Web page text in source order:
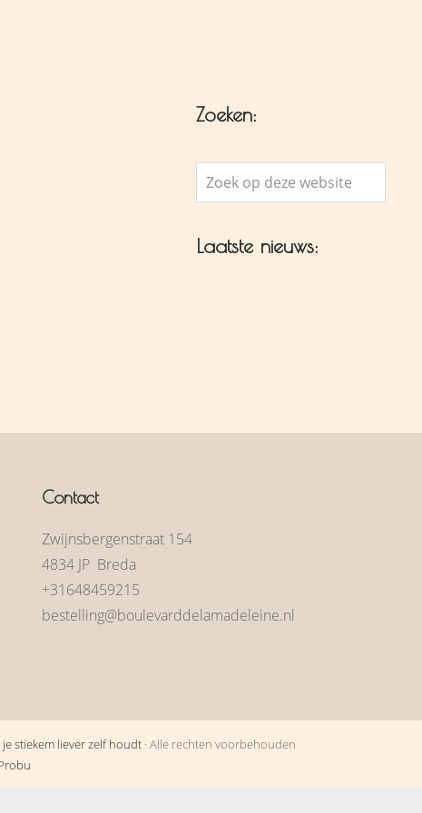
Zoeken:
Zoek
op
website
Laatste nieuws:
Contact
Zwijnsbergenstraat 154
4834 JP Breda
+31648459215
bestelling@boulevarddelamadeleine.nl
stiekem liever zelf houdt · Alle rechten voorbehouden